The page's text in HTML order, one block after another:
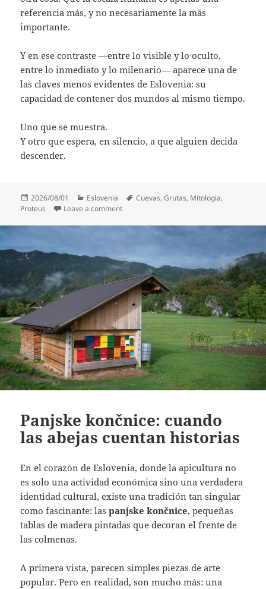
referencia más, y no necesariamente la más
importante.
Y en ese contraste —entre lo visible y lo oculto,
entre lo inmediato y lo milenario— aparece una de
las claves menos evidentes de Eslovenia: su
capacidad de contener dos mundos al mismo tiempo.
Uno que se muestra.
Y otro que espera, en silencio, a que alguien decida
descender.
Posted
on
2026/08/01 Categories
Eslovenia Tags
Cuevas,Grutas, Mitologia,
Proteus
Leave a commenton Eslovenia: donde la tierra se abre y
Panjske končnice: cuando
las abejas cuentan historias
En el corazón de Eslovenia, donde la apicultura no
es solo una actividad económica sino una verdadera
identidad cultural, existe una tradición tan singular
como fascinante: laspanjske končnice, pequeñas
tablas de madera pintadas que decoran el frente de
las colmenas.
A primera vista, parecen simples piezas de arte
popular. Pero en realidad, son mucho más: una